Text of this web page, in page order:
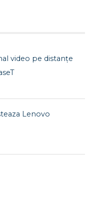
video pe distanțe
Lenovo